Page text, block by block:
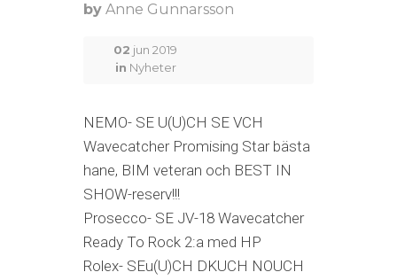
by Anne Gunnarsson
02 jun 2019
in Nyheter
NEMO- SE U(U)CH SE VCH
Wavecatcher Promising Star bästa
hane, BIM veteran och BEST IN
SHOW-reserv!!!
Prosecco- SE JV-18 Wavecatcher
Ready To Rock 2:a med HP
Rolex- SEu(U)CH DKUCH NOUCH